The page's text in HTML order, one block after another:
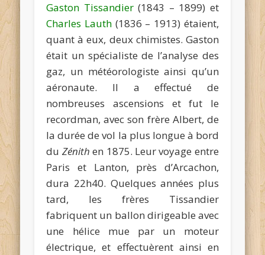
Gaston Tissandier(1843 – 1899) et
Charles Lauth(1836 – 1913) étaient,
quant à eux, deux chimistes. Gaston
était un spécialiste de l’analyse des
gaz, un météorologiste ainsi qu’un
aéronaute. Il a effectué de
nombreuses ascensions et fut le
recordman, avec son frère Albert, de
la durée de vol la plus longue à bord
du Zénith en 1875. Leur voyage entre
Paris et Lanton, près d’Arcachon,
dura 22h40. Quelques années plus
tard, les frères Tissandier
fabriquent un ballon dirigeable avec
une hélice mue par un moteur
électrique, et effectuèrent ainsi en